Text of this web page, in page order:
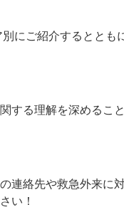
別にご紹介するととも
する理解を深めるこ
絡先や救急外来に
い！